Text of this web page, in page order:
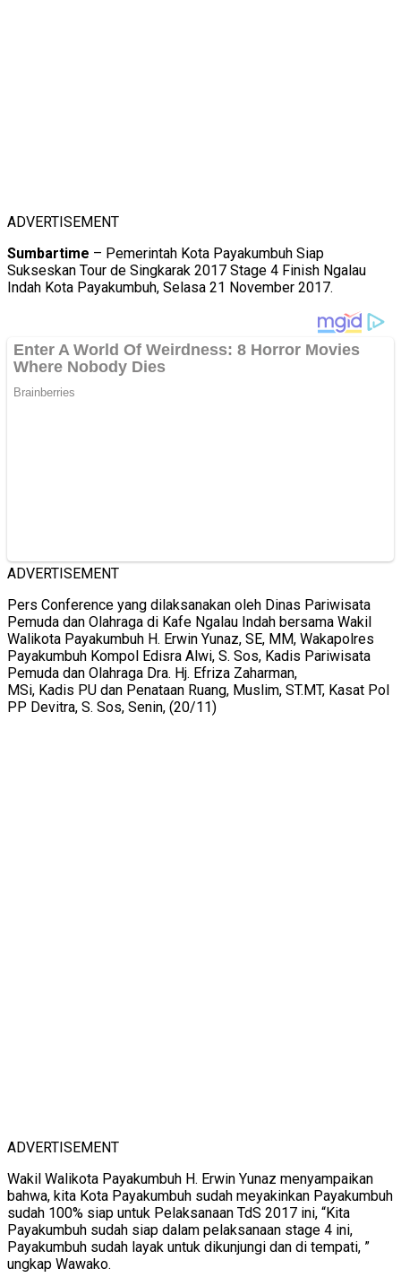
ADVERTISEMENT
Sumbartime – Pemerintah Kota Payakumbuh Siap
Sukseskan Tour de Singkarak 2017 Stage 4 Finish Ngalau
Indah Kota Payakumbuh, Selasa 21 November 2017.
ADVERTISEMENT
Pers Conference yang dilaksanakan oleh Dinas Pariwisata
Pemuda dan Olahraga di Kafe Ngalau Indah bersama Wakil
Walikota Payakumbuh H. Erwin Yunaz, SE, MM, Wakapolres
Payakumbuh Kompol Edisra Alwi, S. Sos, Kadis Pariwisata
Pemuda dan Olahraga Dra. Hj. Efriza Zaharman,
MSi, Kadis PU dan Penataan Ruang, Muslim, ST.MT, Kasat Pol
PP Devitra, S. Sos, Senin, (20/11)
ADVERTISEMENT
Wakil Walikota Payakumbuh H. Erwin Yunaz menyampaikan
bahwa, kita Kota Payakumbuh sudah meyakinkan Payakumbuh
sudah 100% siap untuk Pelaksanaan TdS 2017 ini, “Kita
Payakumbuh sudah siap dalam pelaksanaan stage 4 ini,
Payakumbuh sudah layak untuk dikunjungi dan di tempati, ”
ungkap Wawako.